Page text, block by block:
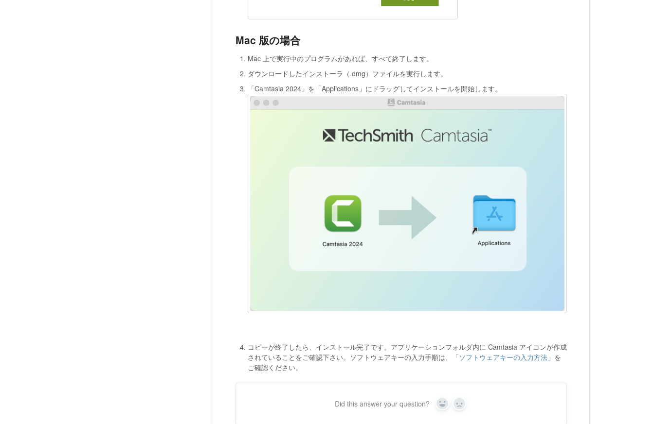
Mac 版の場合
Mac 上で実行中のプログラムがあれば、すべて終了します。
ダウンロードしたインストーラ（.dmg）ファイルを実行します。
「Camtasia 2024」を「Applications」にドラッグしてインストールを開始します。
コピーが終了したら、インストール完了です。アプリケーションフォルダ内に Camtasia アイコンが作成
されていることをご確認下さい。ソフトウェアキーの入力手順は、「ソフトウェアキーの入力方法」を
ご確認ください。
Did this answer your question? Yes No